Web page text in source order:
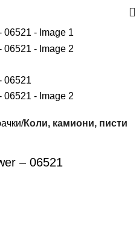
Коли, камиони, писти
– 06521